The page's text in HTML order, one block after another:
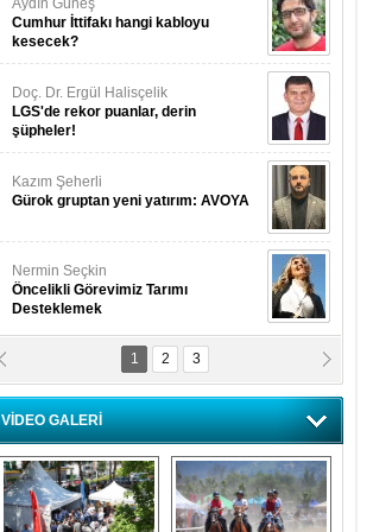
Aydın Güneş
Cumhur İttifakı hangi kabloyu
kesecek?
Doç. Dr. Ergül Halisçelik
LGS'de rekor puanlar, derin
şüpheler!
Kazım Şeherli
Gürok gruptan yeni yatırım: AVOYA
Nermin Seçkin
Öncelikli Görevimiz Tarımı
Desteklemek
Nilüfer Menekli Buzcular
Siz Hiç Kelebeklerin Sesini
Duydunuz Mu?
1 2 3
VİDEO GALERİ